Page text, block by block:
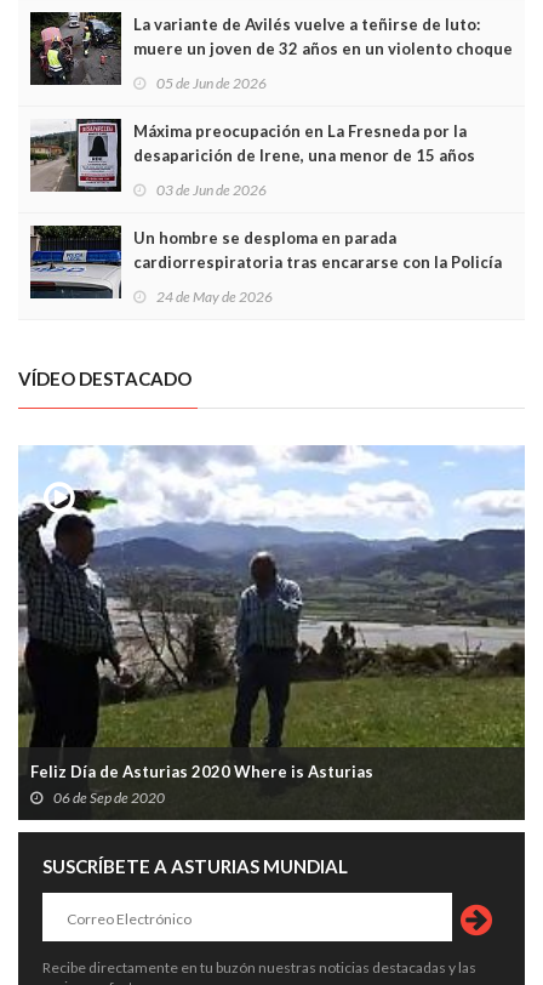
La variante de Avilés vuelve a teñirse de luto:
muere un joven de 32 años en un violento choque
05 de Jun de 2026
Máxima preocupación en La Fresneda por la
desaparición de Irene, una menor de 15 años
03 de Jun de 2026
Un hombre se desploma en parada
cardiorrespiratoria tras encararse con la Policía
24 de May de 2026
VÍDEO DESTACADO
Feliz Día de Asturias 2020 Where is Asturias
06 de Sep de 2020
SUSCRÍBETE A ASTURIAS MUNDIAL
Recibe directamente en tu buzón nuestras noticias destacadas y las